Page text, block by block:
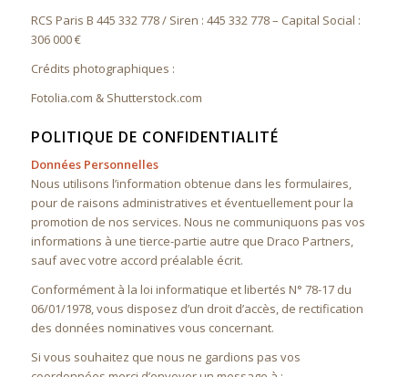
RCS Paris B 445 332 778 / Siren : 445 332 778 – Capital Social :
306 000 €
Crédits photographiques :
Fotolia.com & Shutterstock.com
POLITIQUE DE CONFIDENTIALITÉ
Données Personnelles
Nous utilisons l’information obtenue dans les formulaires,
pour de raisons administratives et éventuellement pour la
promotion de nos services. Nous ne communiquons pas vos
informations à une tierce-partie autre que Draco Partners,
sauf avec votre accord préalable écrit.
Conformément à la loi informatique et libertés N° 78-17 du
06/01/1978, vous disposez d’un droit d’accès, de rectification
des données nominatives vous concernant.
Si vous souhaitez que nous ne gardions pas vos